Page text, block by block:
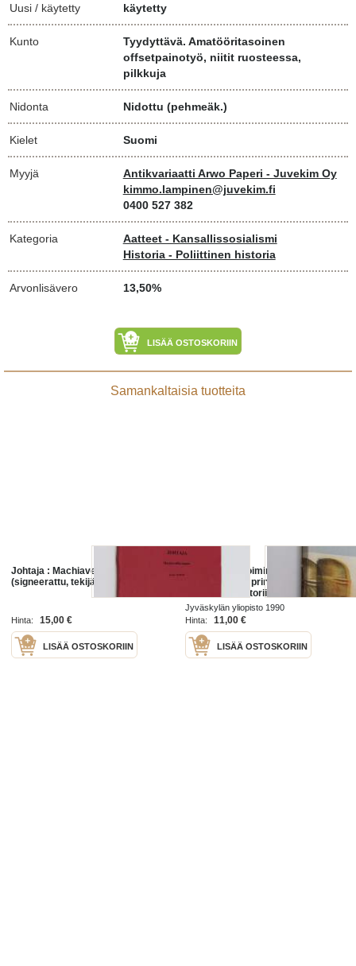
Uusi / käytetty käytetty
Kunto
Tyydyttävä. Amatööritasoinen
offsetpainotyö, niitit ruosteessa,
pilkkuja
Nidonta Nidottu (pehmeäk.)
Kielet Suomi
Myyjä
Antikvariaatti Arwo Paperi - Juvekim Oy
kimmo.lampinen@juvekim.fi
0400 527 382
Kategoria
Aatteet - Kansallissosialismi
Historia - Poliittinen historia
Arvonlisävero 13,50%
LISÄÄ OSTOSKORIIN
Samankaltaisia tuotteita
Johtaja : Machiavellin tapaan
(signeerattu, tekijän omiste)
Hinta: 15,00 €
LISÄÄ OSTOSKORIIN
Diagnoosi ja toiminta : tutkimus
Machiavellin Il principe -teoksen
poliittisesta retoriikasta
Jyväskylän yliopisto 1990
Hinta:
11,00 €
LISÄÄ OSTOSKORIIN